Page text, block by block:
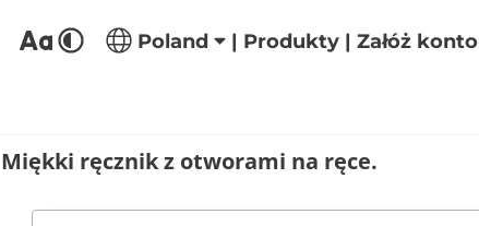
Poland | Produkty | Załóż konto
Miękki ręcznik z otworami na ręce.